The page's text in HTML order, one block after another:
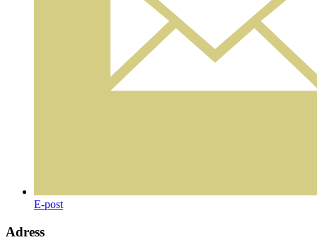
E-post
Adress